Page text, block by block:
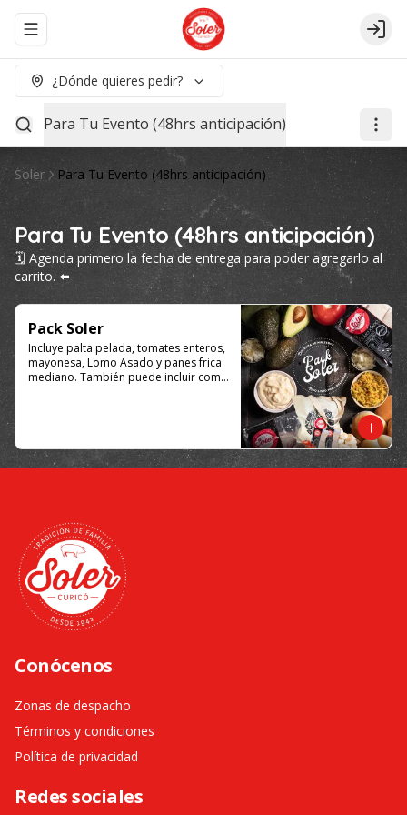
Abrir menu de navegación Login
¿Dónde quieres pedir?
Para Tu Evento (48hrs anticipación)
Soler Para Tu Evento (48hrs anticipación)
Para Tu Evento (48hrs anticipación)
🗓️ Agenda primero la fecha de entrega para poder agregarlo al
carrito. ⬅️
Pack Soler
Incluye palta pelada, tomates enteros,
mayonesa, Lomo Asado y panes frica
mediano. También puede incluir como
para al menos 48 horas de
anticipación.
Conócenos
Zonas de despacho
Términos y condiciones
Política de privacidad
Redes sociales